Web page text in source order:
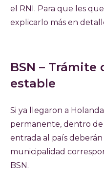
el RNI. Para que les
explicarlo más en
BSN –
estable
Si ya llegaron a
permanente, dentro de
entrada al país
municipalidad
BSN.